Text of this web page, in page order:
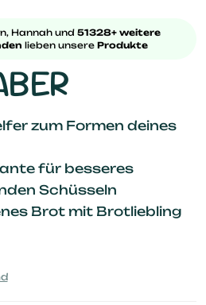
Hannah und 51328+ weitere
lieben unsere Produkte
zum Formen deines
für besseres
Schüsseln
Brot mit Brotliebling